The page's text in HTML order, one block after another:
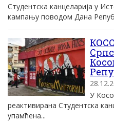
Студентска канцеларија у
кампању поводом Дана
У
реактивирана Студентска
упамћена...